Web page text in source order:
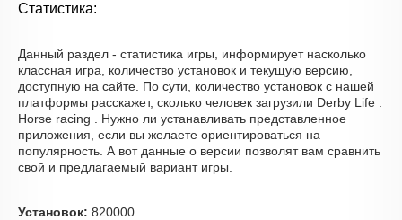
Статистика:
Данный раздел - статистика игры, информирует насколько
классная игра, количество установок и текущую версию,
доступную на сайте. По сути, количество установок с нашей
платформы расскажет, сколько человек загрузили Derby Life :
Horse racing . Нужно ли устанавливать представленное
приложения, если вы желаете ориентироваться на
популярность. А вот данные о версии позволят вам сравнить
свой и предлагаемый вариант игры.
Установок: 820000